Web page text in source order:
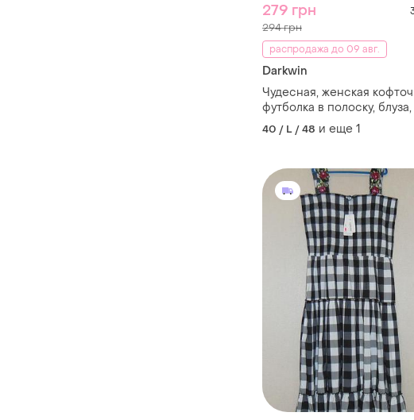
279 грн
294 грн
распродажа до 09 авг.
Darkwin
Чудесная, женская
футболка в полоску, блуза,
не секонд!
40 / L / 48 и еще 1